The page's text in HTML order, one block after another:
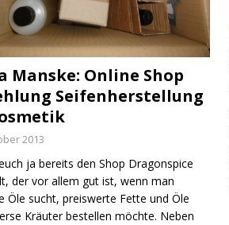
Manske: Online Shop
Seifenherstellung
2013
ja bereits den Shop Dragonspice
der vor allem gut ist, wenn man
Öle sucht, preiswerte Fette und Öle
Kräuter bestellen möchte. Neben